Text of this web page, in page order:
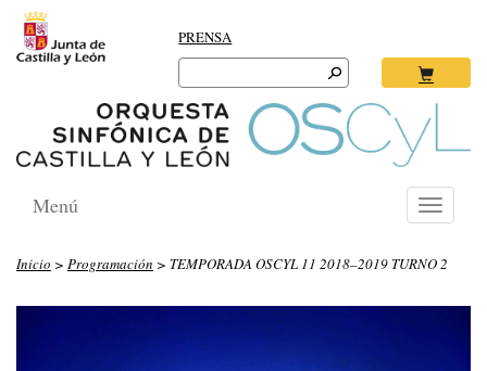
PRENSA
Search
for:
Toggle
Menú
Inicio > Programación > TEMPORADA OSCYL 11 2018–2019 TURNO 2